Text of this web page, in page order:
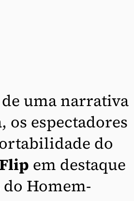
uma narrativa
os espectadores
do
em destaque
do Homem-